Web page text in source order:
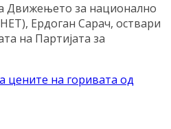
Движењето за национално
Ердоган Сарач, оствари
на Партијата за